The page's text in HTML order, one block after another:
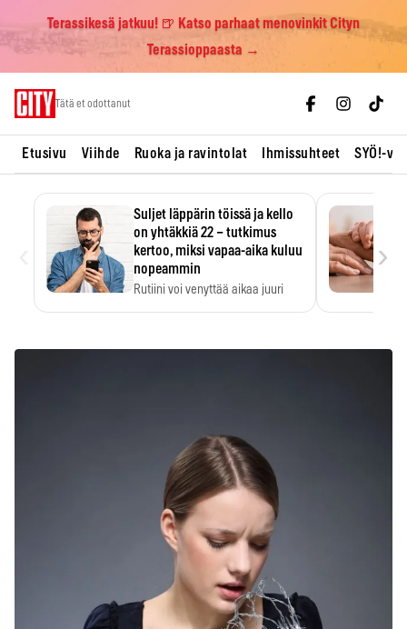
Terassikesä jatkuu! 🍺 Katso parhaat menovinkit Cityn
Terassioppaasta →
Tätä et odottanut
Etusivu Viihde Ruoka ja ravintolat Ihmissuhteet SYÖ!-
Suljet läppärin töissä ja kello
on yhtäkkiä 22 – tutkimus
kertoo, miksi vapaa-aika kuluu
nopeammin
Rutiini voi venyttää aikaa juuri
›